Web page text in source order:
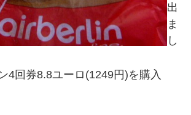
出
ま
し
4回券8.8ユーロ(1249円)を購入